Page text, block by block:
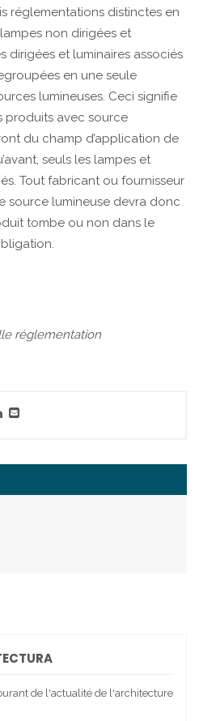
réglementations distinctes en
non dirigées et
dirigées et luminaires associés
en une seule
lumineuses. Ceci signifie
produits avec source
du champ d’application de
seuls les lampes et
Tout fabricant ou fournisseur
source lumineuse devra donc
tombe ou non dans le
réglementation
de l'actualité de l'architecture